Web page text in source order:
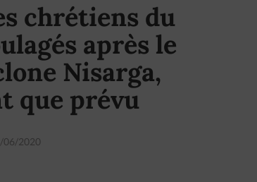
chrétiens du
après le
Nisarga,
que prévu
06/2020